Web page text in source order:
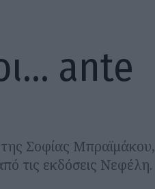
ante
Σοφίας Μπραϊμάκου,
τις εκδόσεις Νεφέλη.